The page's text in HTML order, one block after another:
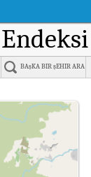
BAşKA BIR şEHIR ARA